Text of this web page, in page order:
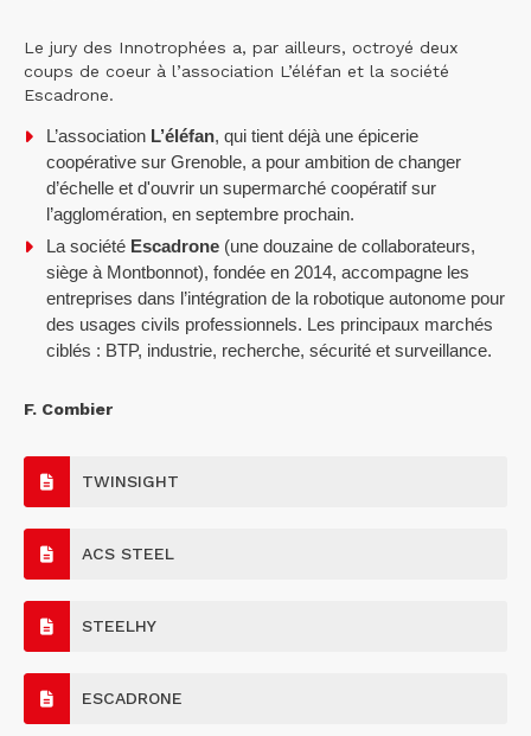
Le jury des Innotrophées a, par ailleurs, octroyé deux
coups de coeur à l’association L’éléfan et la société
Escadrone.
L’association L’éléfan, qui tient déjà une épicerie
coopérative sur Grenoble, a pour ambition de changer
d’échelle et d'ouvrir un supermarché coopératif sur
l’agglomération, en septembre prochain.
La société Escadrone (une douzaine de collaborateurs,
siège à Montbonnot), fondée en 2014, accompagne les
entreprises dans l’intégration de la robotique autonome pour
des usages civils professionnels. Les principaux marchés
ciblés : BTP, industrie, recherche, sécurité et surveillance.
F. Combier
TWINSIGHT
ACS STEEL
STEELHY
ESCADRONE